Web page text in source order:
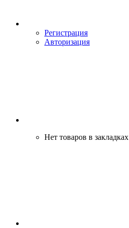
Регистрация
Авторизация
Нет товаров в закладках